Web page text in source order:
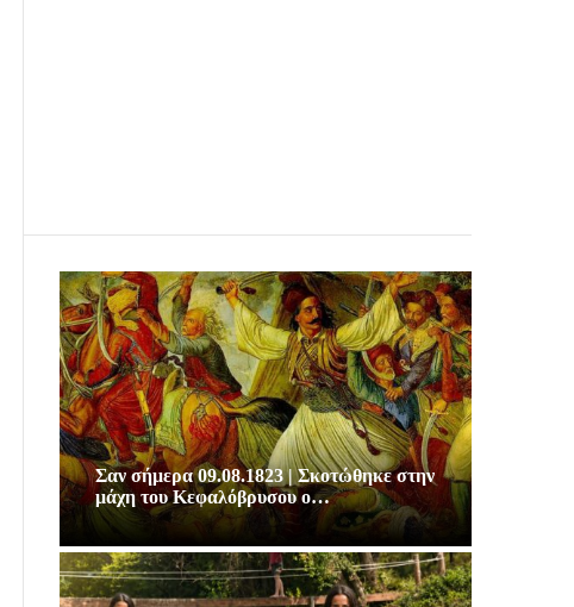
Σαν σήμερα 09.08.1823 | Σκοτώθηκε στην
μάχη του Κεφαλόβρυσου ο…